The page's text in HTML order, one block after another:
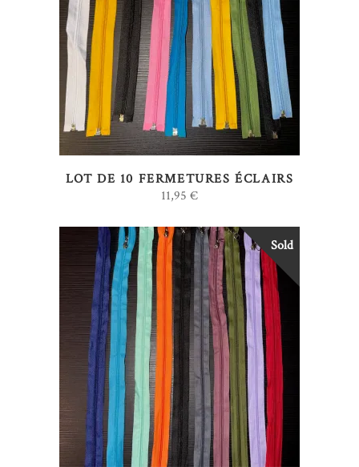
produit
LIRE LA SUITE
LOT DE 10 FERMETURES ÉCLAIRS
11,95 €
Sold
LIRE LA SUITE